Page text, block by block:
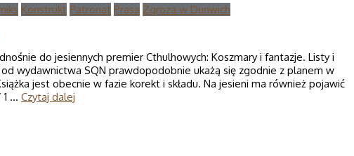
Konstrukt Patronat Prasa Zgroza w Dunwich
do jesiennych premier Cthulhowych: Koszmary i fantazje. Listy i
wydawnictwa SQN prawdopodobnie ukażą się zgodnie z planem w
jest obecnie w fazie korekt i składu. Na jesieni ma również pojawić
1 …Czytaj dalej